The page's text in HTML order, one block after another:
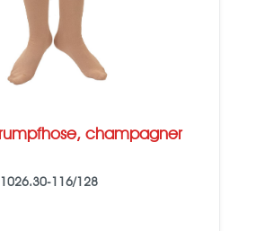
champagner
116/128